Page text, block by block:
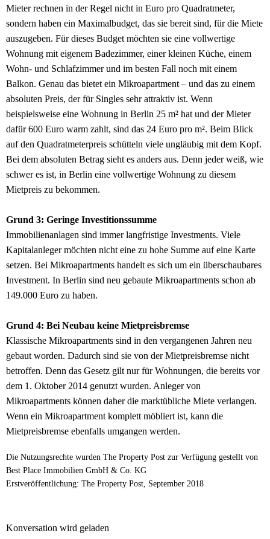
Mieter rechnen in der Regel nicht in Euro pro Quadratmeter,
sondern haben ein Maximalbudget, das sie bereit sind, für die Miete
auszugeben. Für dieses Budget möchten sie eine vollwertige
Wohnung mit eigenem Badezimmer, einer kleinen Küche, einem
Wohn- und Schlafzimmer und im besten Fall noch mit einem
Balkon. Genau das bietet ein Mikroapartment – und das zu einem
absoluten Preis, der für Singles sehr attraktiv ist. Wenn
beispielsweise eine Wohnung in Berlin 25 m² hat und der Mieter
dafür 600 Euro warm zahlt, sind das 24 Euro pro m². Beim Blick
auf den Quadratmeterpreis schütteln viele ungläubig mit dem Kopf.
Bei dem absoluten Betrag sieht es anders aus. Denn jeder weiß, wie
schwer es ist, in Berlin eine vollwertige Wohnung zu diesem
Mietpreis zu bekommen.
Grund 3: Geringe Investitionssumme
Immobilienanlagen sind immer langfristige Investments. Viele
Kapitalanleger möchten nicht eine zu hohe Summe auf eine Karte
setzen. Bei Mikroapartments handelt es sich um ein überschaubares
Investment. In Berlin sind neu gebaute Mikroapartments schon ab
149.000 Euro zu haben.
Grund 4: Bei Neubau keine Mietpreisbremse
Klassische Mikroapartments sind in den vergangenen Jahren neu
gebaut worden. Dadurch sind sie von der Mietpreisbremse nicht
betroffen. Denn das Gesetz gilt nur für Wohnungen, die bereits vor
dem 1. Oktober 2014 genutzt wurden. Anleger von
Mikroapartments können daher die marktübliche Miete verlangen.
Wenn ein Mikroapartment komplett möbliert ist, kann die
Mietpreisbremse ebenfalls umgangen werden.
Die Nutzungsrechte wurden The Property Post zur Verfügung gestellt von
Best Place Immobilien GmbH & Co. KG
Erstveröffentlichung: The Property Post, September 2018
Konversation wird geladen